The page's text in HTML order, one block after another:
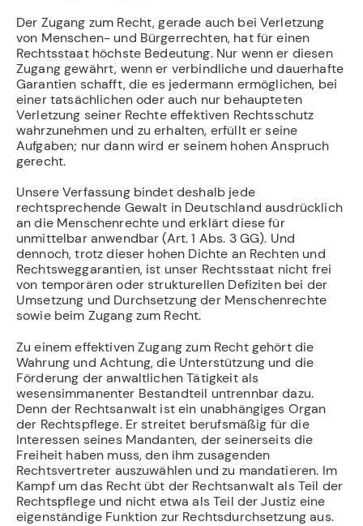
Der Zugang zum Recht, gerade auch bei Verletzung
von Menschen- und Bürgerrechten, hat für einen
Rechtsstaat höchste Bedeutung. Nur wenn er diesen
Zugang gewährt, wenn er verbindliche und dauerhafte
Garantien schafft, die es jedermann ermöglichen, bei
einer tatsächlichen oder auch nur behaupteten
Verletzung seiner Rechte effektiven Rechtsschutz
wahrzunehmen und zu erhalten, erfüllt er seine
Aufgaben; nur dann wird er seinem hohen Anspruch
gerecht.
Unsere Verfassung bindet deshalb jede
rechtsprechende Gewalt in Deutschland ausdrücklich
an die Menschenrechte und erklärt diese für
unmittelbar anwendbar (Art. 1 Abs. 3 GG). Und
dennoch, trotz dieser hohen Dichte an Rechten und
Rechtsweggarantien, ist unser Rechtsstaat nicht frei
von temporären oder strukturellen Defiziten bei der
Umsetzung und Durchsetzung der Menschenrechte
sowie beim Zugang zum Recht.
Zu einem effektiven Zugang zum Recht gehört die
Wahrung und Achtung, die Unterstützung und die
Förderung der anwaltlichen Tätigkeit als
wesensimmanenter Bestandteil untrennbar dazu.
Denn der Rechtsanwalt ist ein unabhängiges Organ
der Rechtspflege. Er streitet berufsmäßig für die
Interessen seines Mandanten, der seinerseits die
Freiheit haben muss, den ihm zusagenden
Rechtsvertreter auszuwählen und zu mandatieren. Im
Kampf um das Recht übt der Rechtsanwalt als Teil der
Rechtspflege und nicht etwa als Teil der Justiz eine
eigenständige Funktion zur Rechtsdurchsetzung aus.